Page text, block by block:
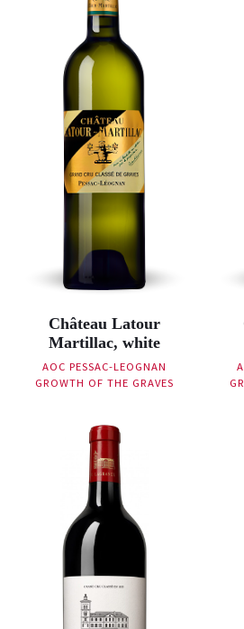
Château Latour
Martillac, white
AOC PESSAC-LEOGNAN
GROWTH OF THE GRAVES